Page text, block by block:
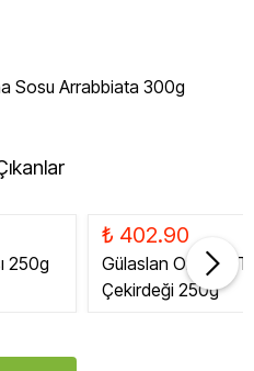
Sosu Arrabbiata 300g
250g
₺ 402.90
Gülaslan Organik
Çekirdeği 250g